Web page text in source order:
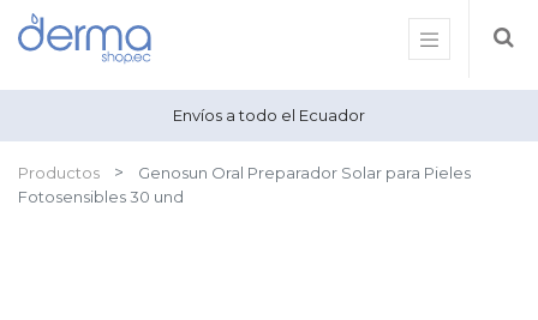
Envíos a todo el Ecuador
Productos
Genosun Oral Preparador Solar para Pieles
Fotosensibles 30 und